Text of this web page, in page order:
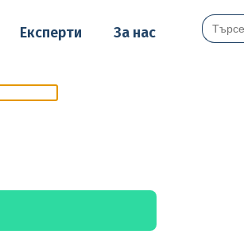
Експерти За нас
Search
for: